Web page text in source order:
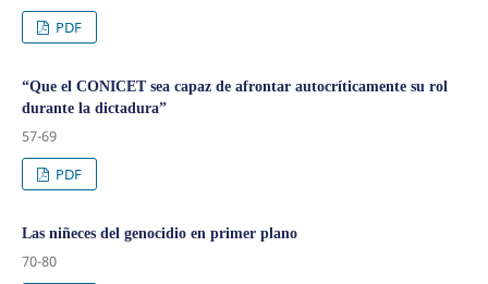
PDF
“Que el CONICET sea capaz de afrontar autocríticamente su rol
durante la dictadura”
57-69
PDF
Las niñeces del genocidio en primer plano
70-80